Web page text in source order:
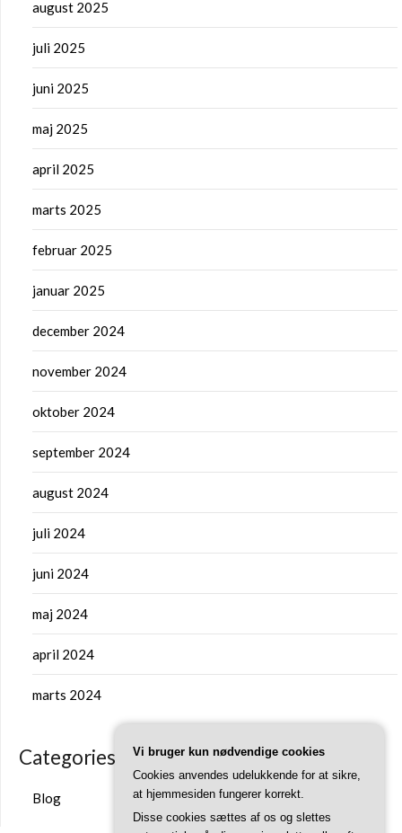
august 2025
juli 2025
juni 2025
maj 2025
april 2025
marts 2025
februar 2025
januar 2025
december 2024
november 2024
oktober 2024
september 2024
august 2024
juli 2024
juni 2024
maj 2024
april 2024
marts 2024
Categories
Blog
Vi bruger kun nødvendige cookies
Cookies anvendes udelukkende for at sikre,
at hjemmesiden fungerer korrekt.
Disse cookies sættes af os og slettes